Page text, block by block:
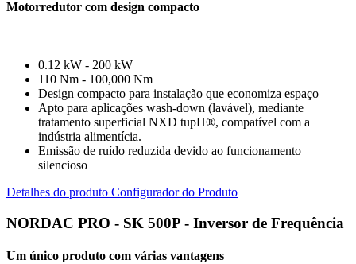
Motorredutor com design compacto
0.12 kW - 200 kW
110 Nm - 100,000 Nm
Design compacto para instalação que economiza espaço
Apto para aplicações wash-down (lavável), mediante
tratamento superficial NXD tupH®, compatível com a
indústria alimentícia.
Emissão de ruído reduzida devido ao funcionamento
silencioso
Detalhes do produto Configurador do Produto
NORDAC PRO - SK 500P - Inversor de Frequência
Um único produto com várias vantagens